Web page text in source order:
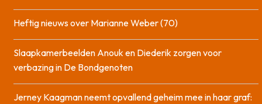
Heftig nieuws over Marianne Weber (70)
Slaapkamerbeelden Anouk en Diederik zorgen voor
verbazing in De Bondgenoten
Jerney Kaagman neemt opvallend geheim mee in haar graf: